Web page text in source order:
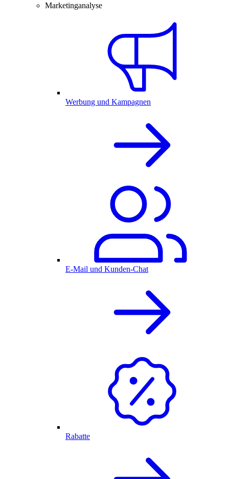
Marketinganalyse
Werbung und Kampagnen
E-Mail und Kunden-Chat
Rabatte